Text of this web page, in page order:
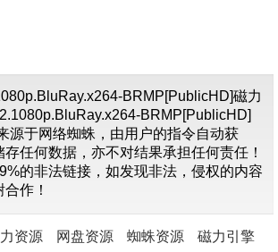
BRMP[PublicHD]磁力
BRMP[PublicHD]
源于网络蜘蛛，由用户的指令自动获
任何数据，亦不对结果承担任何责任！
的非法链接，如发现非法，侵权的内容
作！
资源 网盘资源 蜘蛛资源
磁力引擎